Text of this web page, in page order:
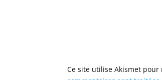
Ce site utilise Akismet